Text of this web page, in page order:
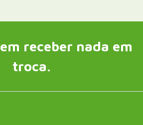
receber nada em
troca.